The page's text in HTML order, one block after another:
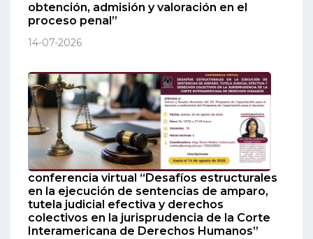
obtención, admisión y valoración en el
proceso penal”
14-07-2026
conferencia virtual “Desafíos estructurales
en la ejecución de sentencias de amparo,
tutela judicial efectiva y derechos
colectivos en la jurisprudencia de la Corte
Interamericana de Derechos Humanos”